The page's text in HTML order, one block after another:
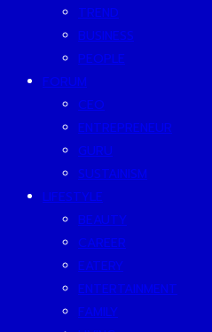
TREND
BUSINESS
PEOPLE
FORUM
CEO
ENTREPRENEUR
GURU
SUSTAINISM
LIFESTYLE
BEAUTY
CAREER
EATERY
ENTERTAINMENT
FAMILY